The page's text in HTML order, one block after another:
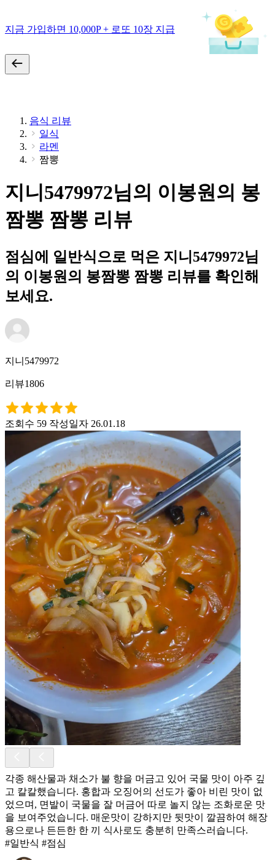
지금 가입하면 10,000P + 로또 10장 지급
음식 리뷰
일식
라멘
짬뽕
지니5479972님의 이봉원의 봉
짬뽕 짬뽕 리뷰
점심에 일반식으로 먹은 지니5479972님
의 이봉원의 봉짬뽕 짬뽕 리뷰를 확인해
보세요.
지니5479972
리뷰1806
조회수 59 작성일자 26.01.18
각종 해산물과 채소가 불 향을 머금고 있어 국물 맛이 아주 깊
고 칼칼했습니다. 홍합과 오징어의 선도가 좋아 비린 맛이 없
었으며, 면발이 국물을 잘 머금어 따로 놀지 않는 조화로운 맛
을 보여주었습니다. 매운맛이 강하지만 뒷맛이 깔끔하여 해장
용으로나 든든한 한 끼 식사로도 충분히 만족스러습니다.
#일반식 #점심